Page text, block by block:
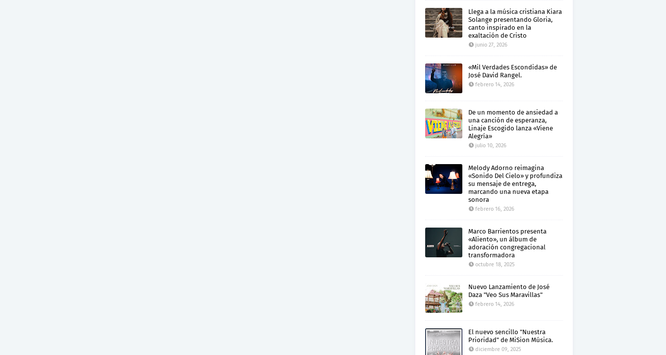
Llega a la música cristiana Kiara
Solange presentando Gloria,
canto inspirado en la
exaltación de Cristo
junio 27, 2026
«Mil Verdades Escondidas» de
José David Rangel.
febrero 14, 2026
De un momento de ansiedad a
una canción de esperanza,
Linaje Escogido lanza «Viene
Alegría»
julio 10, 2026
Melody Adorno reimagina
«Sonido Del Cielo» y profundiza
su mensaje de entrega,
marcando una nueva etapa
sonora
febrero 16, 2026
Marco Barrientos presenta
«Aliento», un álbum de
adoración congregacional
transformadora
octubre 18, 2025
Nuevo Lanzamiento de José
Daza "Veo Sus Maravillas"
febrero 14, 2026
El nuevo sencillo "Nuestra
Prioridad" de MiSion Música.
diciembre 09, 2025